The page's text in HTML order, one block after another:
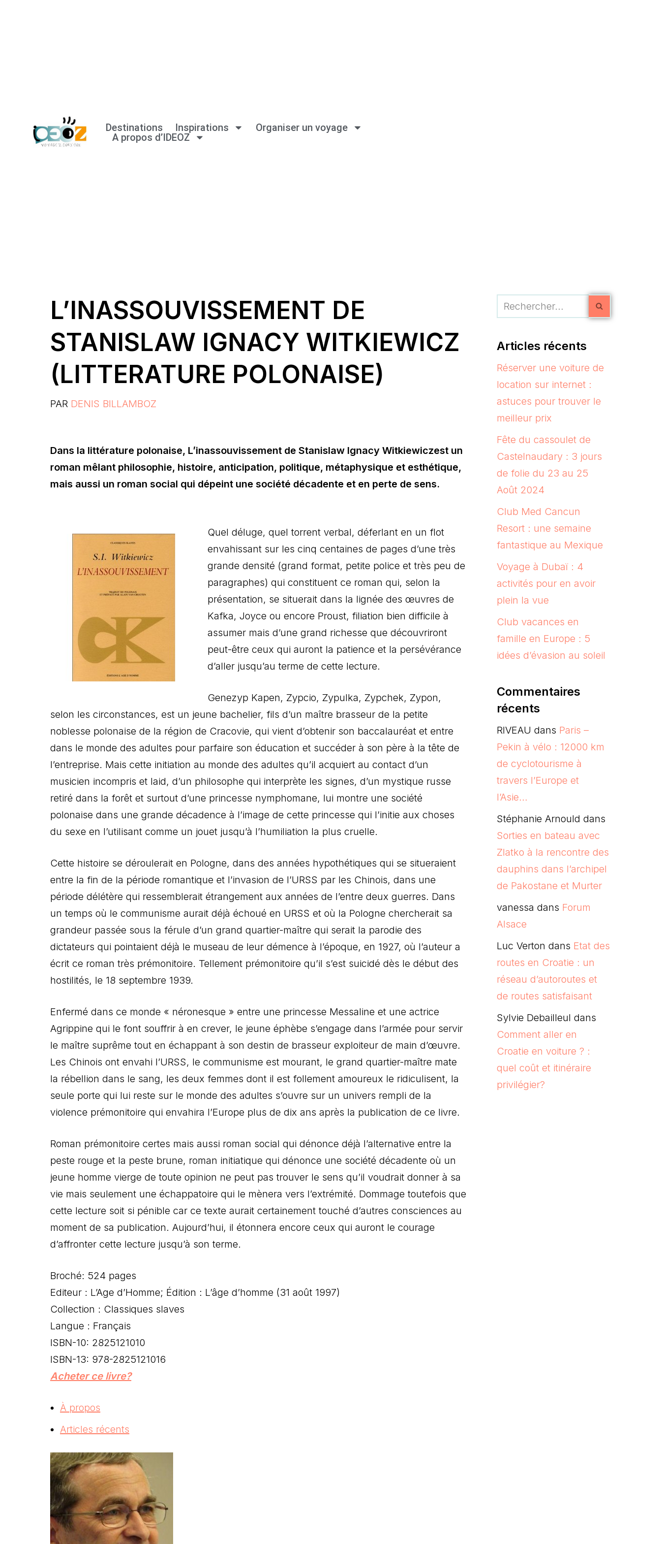
Destinations Inspirations
Organiser un voyage
A propos d’IDEOZ
L’INASSOUVISSEMENT DE
STANISLAW IGNACY WITKIEWICZ
(LITTERATURE POLONAISE)
PAR DENIS BILLAMBOZ
Dans la littérature polonaise, L’inassouvissement de Stanislaw Ignacy Witkiewiczest un
roman mêlant philosophie, histoire, anticipation, politique, métaphysique et esthétique,
mais aussi un roman social qui dépeint une société décadente et en perte de sens.
Quel déluge, quel torrent verbal, déferlant en un flot
envahissant sur les cinq centaines de pages d’une très
grande densité (grand format, petite police et très peu de
paragraphes) qui constituent ce roman qui, selon la
présentation, se situerait dans la lignée des œuvres de
Kafka, Joyce ou encore Proust, filiation bien difficile à
assumer mais d’une grand richesse que découvriront
peut-être ceux qui auront la patience et la persévérance
d’aller jusqu’au terme de cette lecture.
Genezyp Kapen, Zypcio, Zypulka, Zypchek, Zypon,
selon les circonstances, est un jeune bachelier, fils d’un maître brasseur de la petite
noblesse polonaise de la région de Cracovie, qui vient d’obtenir son baccalauréat et entre
dans le monde des adultes pour parfaire son éducation et succéder à son père à la tête de
l’entreprise. Mais cette initiation au monde des adultes qu’il acquiert au contact d’un
musicien incompris et laid, d’un philosophe qui interprète les signes, d’un mystique russe
retiré dans la forêt et surtout d’une princesse nymphomane, lui montre une société
polonaise dans une grande décadence à l’image de cette princesse qui l’initie aux choses
du sexe en l’utilisant comme un jouet jusqu’à l’humiliation la plus cruelle.
Cette histoire se déroulerait en Pologne, dans des années hypothétiques qui se situeraient
entre la fin de la période romantique et l’invasion de l’URSS par les Chinois, dans une
période délétère qui ressemblerait étrangement aux années de l’entre deux guerres. Dans
un temps où le communisme aurait déjà échoué en URSS et où la Pologne chercherait sa
grandeur passée sous la férule d’un grand quartier-maître qui serait la parodie des
dictateurs qui pointaient déjà le museau de leur démence à l’époque, en 1927, où l’auteur a
écrit ce roman très prémonitoire. Tellement prémonitoire qu’il s’est suicidé dès le début des
hostilités, le 18 septembre 1939.
Enfermé dans ce monde « néronesque » entre une princesse Messaline et une actrice
Agrippine qui le font souffrir à en crever, le jeune éphèbe s’engage dans l’armée pour servir
le maître suprême tout en échappant à son destin de brasseur exploiteur de main d’œuvre.
Les Chinois ont envahi l’URSS, le communisme est mourant, le grand quartier-maître mate
la rébellion dans le sang, les deux femmes dont il est follement amoureux le ridiculisent, la
seule porte qui lui reste sur le monde des adultes s’ouvre sur un univers rempli de la
violence prémonitoire qui envahira l’Europe plus de dix ans après la publication de ce livre.
Roman prémonitoire certes mais aussi roman social qui dénonce déjà l’alternative entre la
peste rouge et la peste brune, roman initiatique qui dénonce une société décadente où un
jeune homme vierge de toute opinion ne peut pas trouver le sens qu’il voudrait donner à sa
vie mais seulement une échappatoire qui le mènera vers l’extrémité. Dommage toutefois que
cette lecture soit si pénible car ce texte aurait certainement touché d’autres consciences au
moment de sa publication. Aujourd’hui, il étonnera encore ceux qui auront le courage
d’affronter cette lecture jusqu’à son terme.
Broché: 524 pages
Editeur : L’Age d’Homme; Édition : L’âge d’homme (31 août 1997)
Collection : Classiques slaves
Langue : Français
ISBN-10: 2825121010
ISBN-13: 978-2825121016
Acheter ce livre?
À propos
Articles récents
Articles récents
Réserver une voiture de
location sur internet :
astuces pour trouver le
meilleur prix
Fête du cassoulet de
Castelnaudary : 3 jours
de folie du 23 au 25
Août 2024
Club Med Cancun
Resort : une semaine
fantastique au Mexique
Voyage à Dubaï : 4
activités pour en avoir
plein la vue
Club vacances en
famille en Europe : 5
idées d’évasion au soleil
Commentaires
récents
RIVEAU dans Paris –
Pekin à vélo : 12000 km
de cyclotourisme à
travers l’Europe et
l’Asie…
Stéphanie Arnould dans
Sorties en bateau avec
Zlatko à la rencontre des
dauphins dans l’archipel
de Pakostane et Murter
vanessa dans Forum
Alsace
Luc Verton dans Etat des
routes en Croatie : un
réseau d’autoroutes et
de routes satisfaisant
Sylvie Debailleul dans
Comment aller en
Croatie en voiture ? :
quel coût et itinéraire
privilégier?